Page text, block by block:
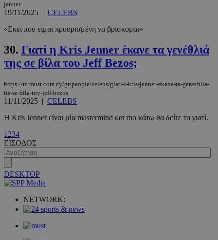
jenner
19/11/2025 | CELEBS
«Εκεί που είμαι προορισμένη να βρίσκομαι»
30. Γιατί η Kris Jenner έκανε τα γενέθλιά
της σε βίλα του Jeff Bezos;
https://m.must.com.cy/gr/people/celebs/giati-i-kris-jenner-ekane-ta-genethlia-
tis-se-bila-toy-jeff-bezos
11/11/2025 | CELEBS
Η Kris Jenner είναι μία mastermind και πιο κάτω θα δείτε το γιατί.
1 234
ΕΙΣΟΔΟΣ
DESKTOP
NETWORK: